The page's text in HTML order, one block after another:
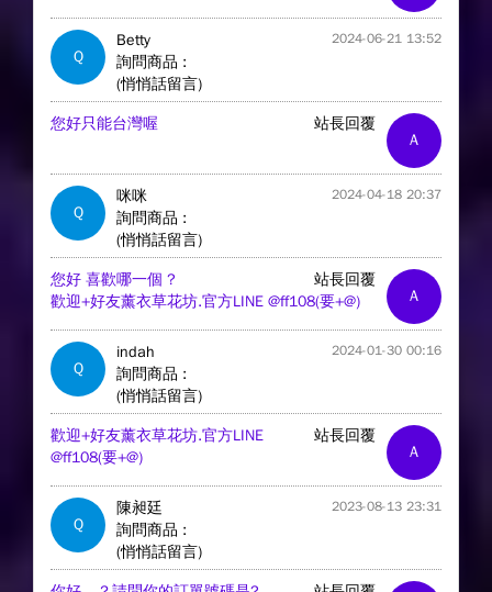
Q
Betty 2024-06-21 13:52
詢問商品 :
(悄悄話留言)
A
站長回覆
您好只能台灣喔
Q
咪咪 2024-04-18 20:37
詢問商品 :
(悄悄話留言)
A
站長回覆
您好 喜歡哪一個 ?
歡迎+好友薰衣草花坊.官方LINE @ff108(要+@)
Q
indah 2024-01-30 00:16
詢問商品 :
(悄悄話留言)
A
站長回覆
歡迎+好友薰衣草花坊.官方LINE
@ff108(要+@)
Q
陳昶廷 2023-08-13 23:31
詢問商品 :
(悄悄話留言)